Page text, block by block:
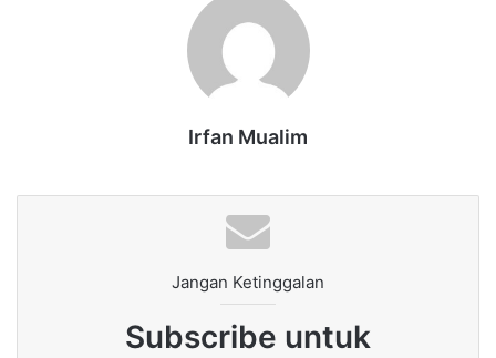
Irfan Mualim
Jangan Ketinggalan
Subscribe untuk